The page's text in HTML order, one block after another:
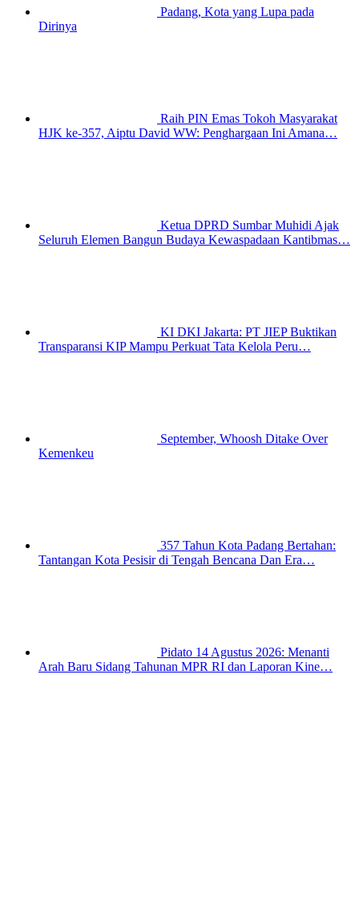
Padang, Kota yang Lupa pada
Dirinya
Raih PIN Emas Tokoh Masyarakat
HJK ke-357, Aiptu David WW: Penghargaan Ini Amana…
Ketua DPRD Sumbar Muhidi Ajak
Seluruh Elemen Bangun Budaya Kewaspadaan Kantibmas…
KI DKI Jakarta: PT JIEP Buktikan
Transparansi KIP Mampu Perkuat Tata Kelola Peru…
September, Whoosh Ditake Over
Kemenkeu
357 Tahun Kota Padang Bertahan:
Tantangan Kota Pesisir di Tengah Bencana Dan Era…
Pidato 14 Agustus 2026: Menanti
Arah Baru Sidang Tahunan MPR RI dan Laporan Kine…